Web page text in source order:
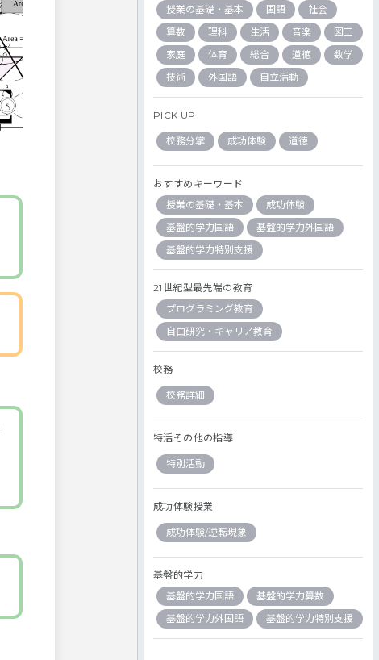
授業の基礎・基本
国語
社会
算数
理科 生活 音楽
図工
家庭
体育 総合 道徳
数学
技術
外国語 自立活動
PICK UP
校務分掌 成功体験 道徳
おすすめキーワード
授業の基礎・基本
成功体験
基盤的学力国語
基盤的学力外国語
基盤的学力特別支援
21世紀型最先端の教育
プログラミング教育
自由研究・キャリア教育
校務
校務詳細
特活その他の指導
特別活動
成功体験授業
成功体験/逆転現象
基盤的学力
基盤的学力国語
基盤的学力算数
基盤的学力外国語
基盤的学力特別支援